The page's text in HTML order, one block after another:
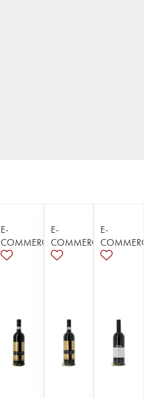
E-
COMMERCE
E-
COMMERCE
E-
COMMERCE